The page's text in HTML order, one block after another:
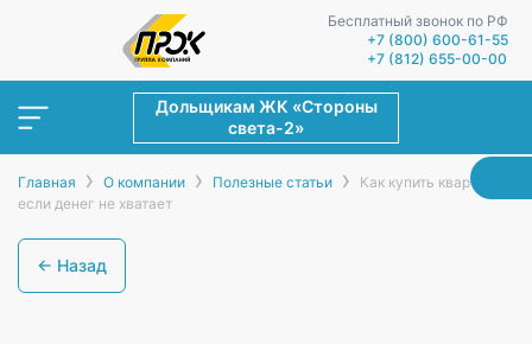
Бесплатный звонок по РФ
+7 (800) 600-61-55
+7 (812) 655-00-00
Дольщикам ЖК «Стороны
света-2»
Главная › О компании › Полезные статьи ›
Как купить квартиру,
если денег не хватает
← Назад